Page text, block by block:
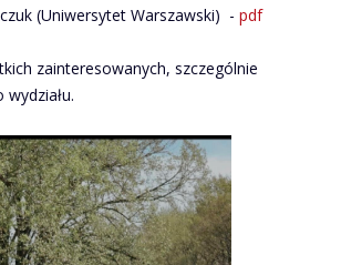
(Uniwersytet Warszawski) - pdf
zainteresowanych, szczególnie